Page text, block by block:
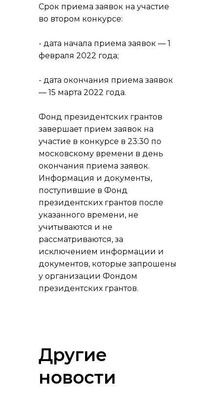
Срок приема заявок на участие
во втором конкурсе:
- дата начала приема заявок — 1
февраля 2022 года;
- дата окончания приема заявок
— 15 марта 2022 года.
Фонд президентских грантов
завершает прием заявок на
участие в конкурсе в 23:30 по
московскому времени в день
окончания приема заявок.
Информация и документы,
поступившие в Фонд
президентских грантов после
указанного времени, не
учитываются и не
рассматриваются, за
исключением информации и
документов, которые запрошены
у организации Фондом
президентских грантов.
Другие
новости